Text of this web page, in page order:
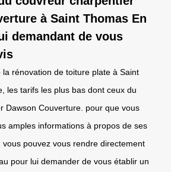
à Saint Thomas En
demandant de vous
la rénovation de toiture plate à Saint
les tarifs les plus bas dont ceux du
Dawson Couverture. pour que vous
amples informations à propos de ses
pouvez vous rendre directement
pour lui demander de vous établir un